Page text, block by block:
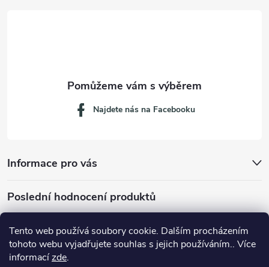
Tento web používá soubory cookie. Dalším procházením
tohoto webu vyjadřujete souhlas s jejich používáním.. Více
informacízde.
Informace pro vás
Najdete nás na Facebooku
Poslední hodnocení produktů
Dávkovací lžička na mletou kávu 53132C8134